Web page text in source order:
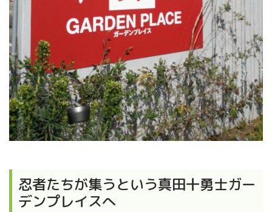
忍者たちが集うという真田十勇士ガー
デンプレイスへ